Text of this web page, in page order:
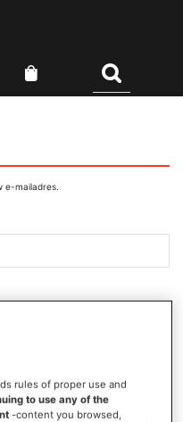
e-mailadres.
rules of proper use and
to use any of the
-content you browsed,